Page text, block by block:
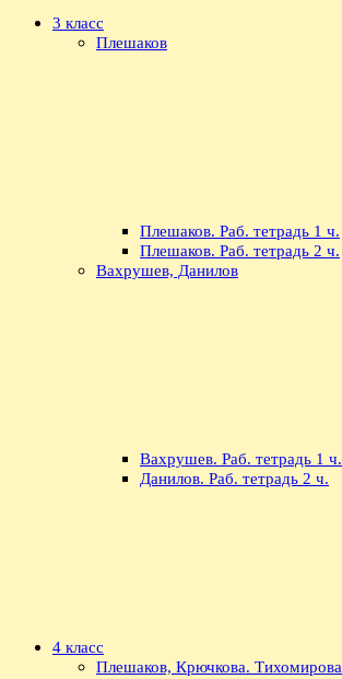
3 класс
Плешаков
Плешаков. Раб. тетрадь 1 ч.
Плешаков. Раб. тетрадь 2 ч.
Вахрушев, Данилов
Вахрушев. Раб. тетрадь 1 ч.
Данилов. Раб. тетрадь 2 ч.
4 класс
Плешаков, Крючкова. Тихомирова